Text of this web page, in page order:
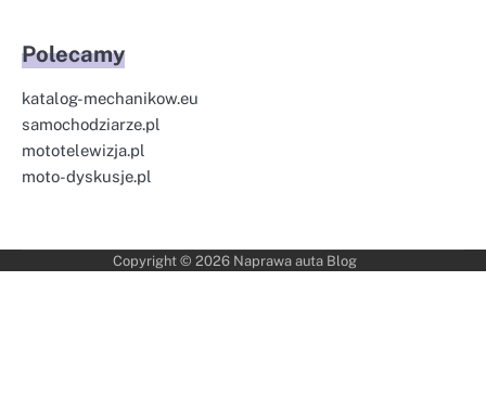
Polecamy
katalog-mechanikow.eu
samochodziarze.pl
mototelewizja.pl
moto-dyskusje.pl
Copyright © 2026 Naprawa auta Blog